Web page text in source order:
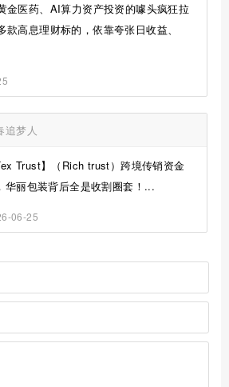
金医药、AI算力资产投资的噱头疯狂拉
款高息理财标的，依靠夸张日收益、
追梦人
Trust】（Rich trust）跨境传销资金
华丽包装背后全是收割圈套！...
06-25